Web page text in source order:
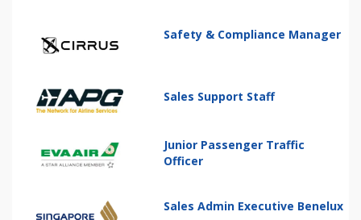
Safety & Compliance Manager
Sales Support Staff
Junior Passenger Traffic
Officer
Sales Admin Executive Benelux